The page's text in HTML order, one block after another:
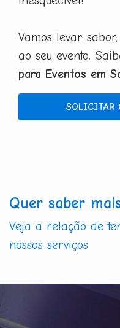
Vamos levar
ao seu evento.
para Eventos em
SOLICITAR
Quer saber
Veja a relação de
nossos serviços